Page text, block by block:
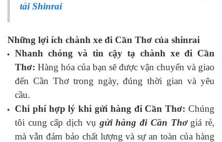
tải Shinrai
Những lợi ích chành xe đi Cần Thơ của shinrai
Nhanh chóng và tin cậy tạ chành xe đi Cần
Thơ: Hàng hóa của bạn sẽ được vận chuyển và giao
đến Cần Thơ trong ngày, đúng thời gian và yêu
cầu.
Chi phí hợp lý khi gửi hàng đi Cần Thơ: Chúng
tôi cung cấp dịch vụ gửi hàng đi Cần Thơ giá rẻ,
mà vẫn đảm bảo chất lượng và sự an toàn của hàng